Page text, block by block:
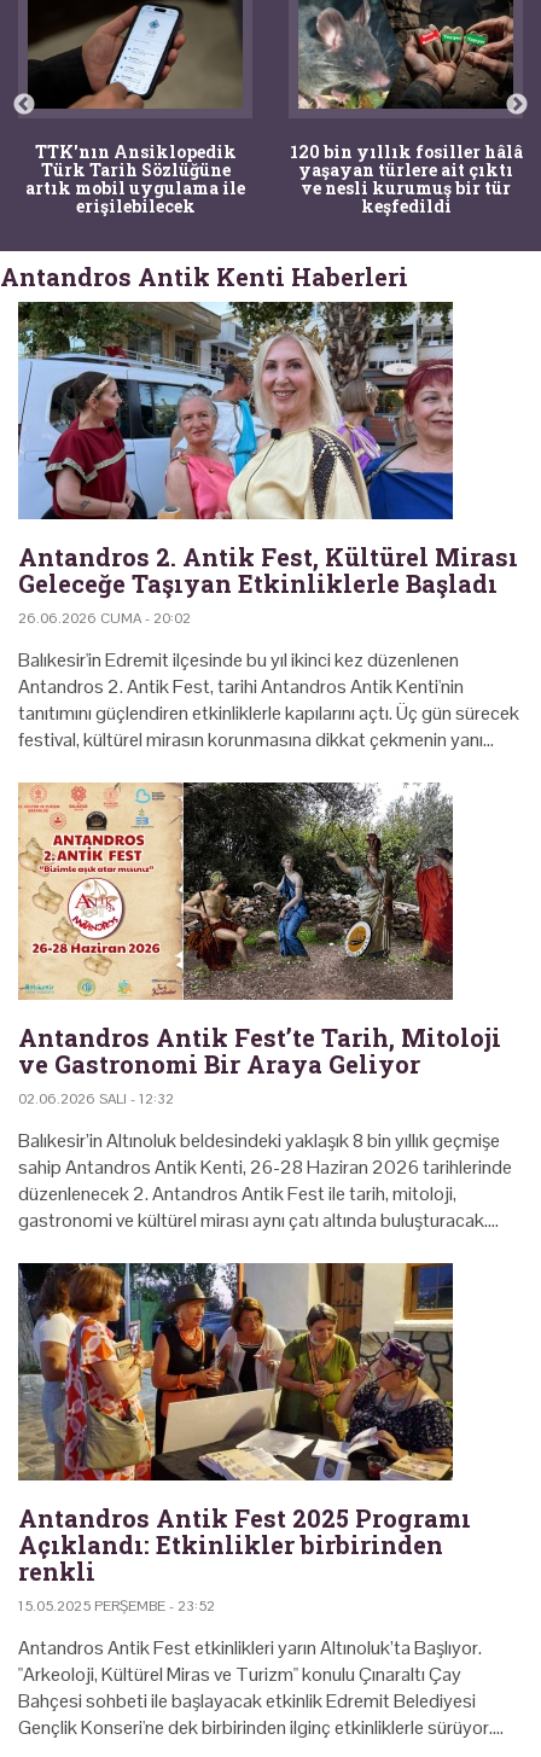
120 bin yıllık fosiller hâlâ
yaşayan türlere ait çıktı
ve nesli kurumuş bir tür
keşfedildi
Bir torba kemik adli
tıpçıları şaşkına çevirdi,
kemiklerin sırrını
arkeologlar çözdü
Antandros Antik Kenti Haberleri
Antandros 2. Antik Fest, Kültürel Mirası
Geleceğe Taşıyan Etkinliklerle Başladı
26.06.2026 CUMA - 20:02
Balıkesir'in Edremit ilçesinde bu yıl ikinci kez düzenlenen
Antandros 2. Antik Fest, tarihi Antandros Antik Kenti'nin
tanıtımını güçlendiren etkinliklerle kapılarını açtı. Üç gün sürecek
festival, kültürel mirasın korunmasına dikkat çekmenin yanı…
Antandros Antik Fest’te Tarih, Mitoloji
ve Gastronomi Bir Araya Geliyor
02.06.2026 SALI - 12:32
Balıkesir’in Altınoluk beldesindeki yaklaşık 8 bin yıllık geçmişe
sahip Antandros Antik Kenti, 26-28 Haziran 2026 tarihlerinde
düzenlenecek 2. Antandros Antik Fest ile tarih, mitoloji,
gastronomi ve kültürel mirası aynı çatı altında buluşturacak.…
Antandros Antik Fest 2025 Programı
Açıklandı: Etkinlikler birbirinden
renkli
15.05.2025 PERŞEMBE - 23:52
Antandros Antik Fest etkinlikleri yarın Altınoluk’ta Başlıyor.
"Arkeoloji, Kültürel Miras ve Turizm" konulu Çınaraltı Çay
Bahçesi sohbeti ile başlayacak etkinlik Edremit Belediyesi
Gençlik Konseri'ne dek birbirinden ilginç etkinliklerle sürüyor.…